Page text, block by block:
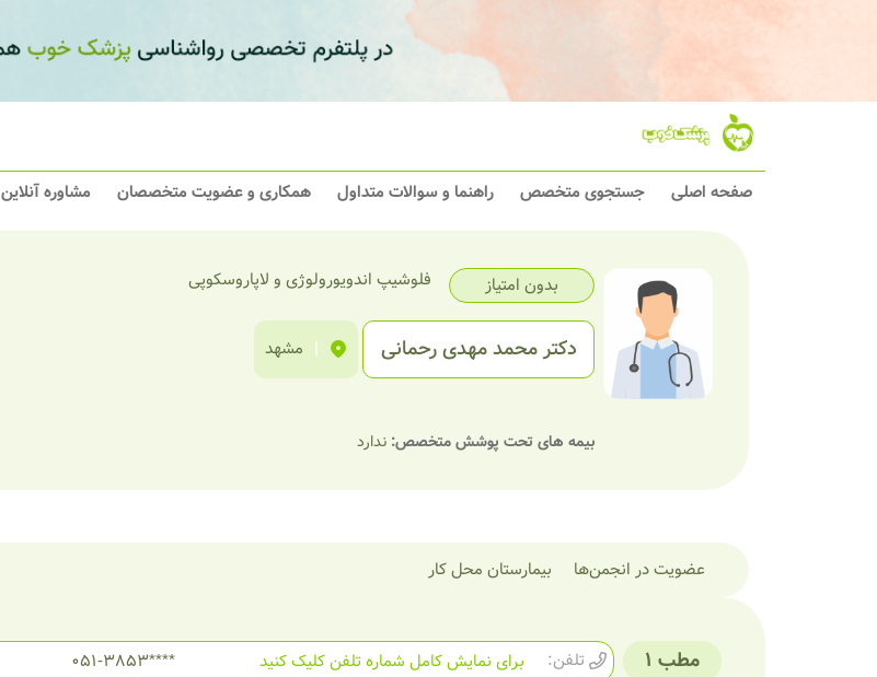
صفحه اصلی جستجوی متخصص راهنما و سوالات متداول همکاری و عضویت متخصصان مشاوره آنلاین
بدون امتیاز فلوشیپ اندویورولوژی و لاپاروسکوپی
دکتر محمد مهدی رحمانی | مشهد
بیمه های تحت پوشش متخصص:ندارد
عضویت در انجمن‌ها بیمارستان محل کار
مطب 1 تلفن: 051-3853****
برای نمایش کامل شماره تلفن کلیک کنید